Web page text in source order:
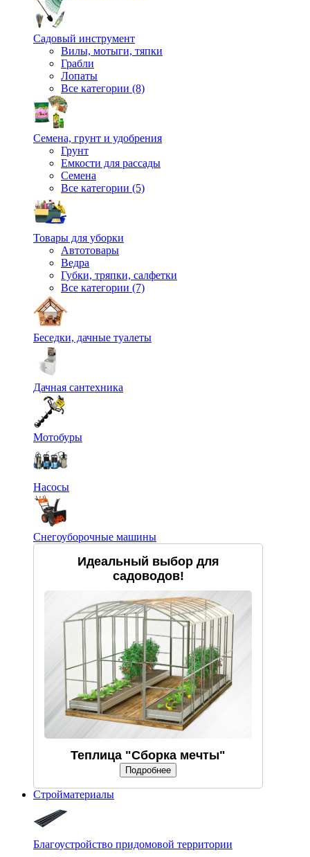
Садовый инструмент
Вилы, мотыги, тяпки
Грабли
Лопаты
Все категории (8)
Семена, грунт и удобрения
Грунт
Емкости для рассады
Семена
Все категории (5)
Товары для уборки
Автотовары
Ведра
Губки, тряпки, салфетки
Все категории (7)
Беседки, дачные туалеты
Дачная сантехника
Мотобуры
Насосы
Снегоуборочные машины
Идеальный выбор для
садоводов!
Теплица "Сборка мечты"
Подробнее
Стройматериалы
Благоустройство придомовой территории